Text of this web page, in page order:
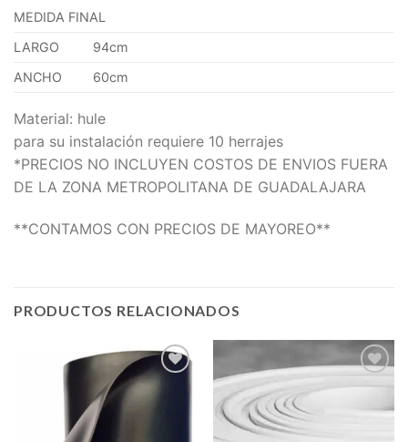
MEDIDA FINAL
LARGO
94cm
ANCHO
60cm
Material: hule
para su instalación requiere 10 herrajes
*PRECIOS NO INCLUYEN COSTOS DE ENVIOS FUERA
DE LA ZONA METROPOLITANA DE GUADALAJARA
**CONTAMOS CON PRECIOS DE MAYOREO**
PRODUCTOS RELACIONADOS
Add to